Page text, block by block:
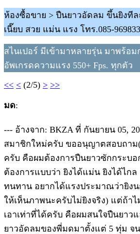
ห้องซื้อขาย > ปืนยาวอัดลม ขึ้นยิงทีล
เนี๊ยบ สวย แม่น แรง โทร.085-
สไนเปอร์ มีเข้ามาหลายรุ่น มาพร้อ
อัพเกรดความแรง 550+ Fps. ทุกตัว
<< < (2/5) > >>
มด:
--- อ้างจาก: BKZA ที่ กันยายน 05,
สมาชิกใหม่ครับ ขออนุญาตสอบถาม
ครับ คือผมต้องการปืนยาวซักกระบ
ต้องการแบบว่า ยิงได้แม่น ยิงได้ไกล
ทนทาน อยากได้แรงประมาณว่ายิงน
ให้เห็นภาพนะครับไม่ยิงจริง) แต่ถ้า
เอาเท่าที่ได้ครับ คือผมสนใจปืนยาว
ยาวอัดลมของพี่มดมาตั้งแต่ 5 ทุ่ม จ